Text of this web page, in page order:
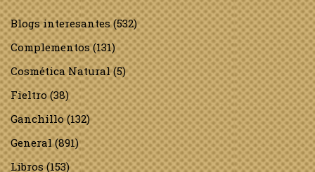
Blogs interesantes(532)
Complementos(131)
Cosmética Natural(5)
Fieltro(38)
Ganchillo(132)
General(891)
Libros(153)